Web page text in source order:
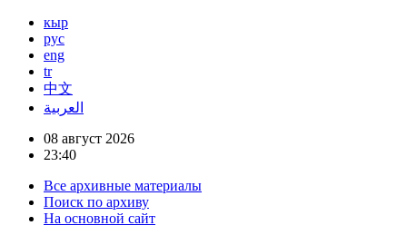
кыр
рус
eng
tr
中文
العربية
08 август 2026
23:40
Все архивные материалы
Поиск по архиву
На основной сайт